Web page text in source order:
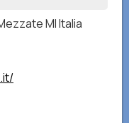
MI Italia